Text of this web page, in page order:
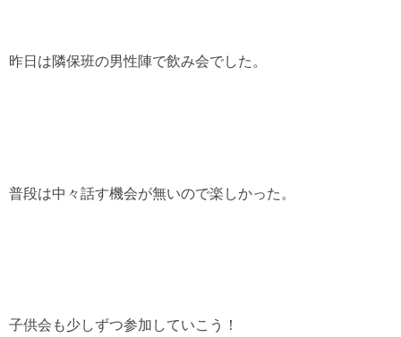
昨日は隣保班の男性陣で飲み会でした。
普段は中々話す機会が無いので楽しかった。
子供会も少しずつ参加していこう！